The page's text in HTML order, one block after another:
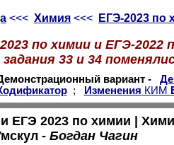
<<< Химия <<< ЕГЭ-2023 по
по химии и ЕГЭ-2022
33 и 34
вариант -
; Изменения КИМ
ЕГЭ 2023 по химии |
- Богдан Чагин